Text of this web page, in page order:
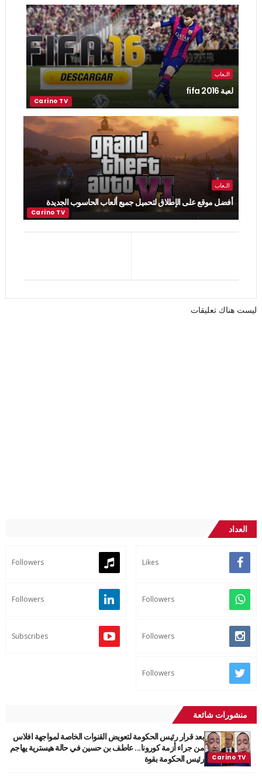
الـعاب
لعبة fifa 2016
الـعاب
أفضل موقع على الإطلاق لتحميل جميع ألعاب الحاسوب الجديدة
ليست هناك تعليقات
العداد
Likes
Followers
Followers
Followers
Followers
Subscribes
Followers
منشورات شائعة
بعد قرار رئيس الحكومة لتعويض القنوات الخاصة لمواجهة افلاس
من جراء أزمة كورونا... عاطف بن حسين في حالة هيسترية يهاجم
رئيس الحكومة بقوة